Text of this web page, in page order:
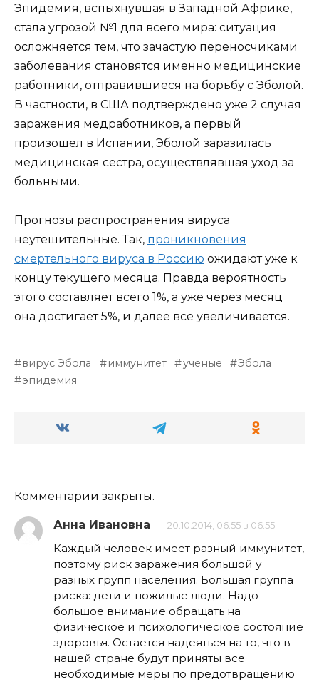
Эпидемия, вспыхнувшая в Западной Африке,
стала угрозой №1 для всего мира: ситуация
осложняется тем, что зачастую переносчиками
заболевания становятся именно медицинские
работники, отправившиеся на борьбу с Эболой.
В частности, в США подтверждено уже 2 случая
заражения медработников, а первый
произошел в Испании, Эболой заразилась
медицинская сестра, осуществлявшая уход за
больными.
Прогнозы распространения вируса
неутешительные. Так, проникновения
смертельного вируса в Россию ожидают уже к
концу текущего месяца. Правда вероятность
этого составляет всего 1%, а уже через месяц
она достигает 5%, и далее все увеличивается.
вирус Эбола иммунитет ученые
Эбола
эпидемия
Комментарии закрыты.
Анна Ивановна 20.10.2014, 06:55 в 06:55
Каждый человек имеет разный иммунитет,
поэтому риск заражения большой у
разных групп населения. Большая группа
риска: дети и пожилые люди. Надо
большое внимание обращать на
физическое и психологическое состояние
здоровья. Остается надеяться на то, что в
нашей стране будут приняты все
необходимые меры по предотвращению